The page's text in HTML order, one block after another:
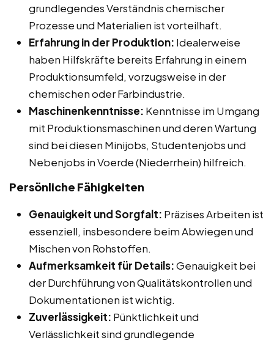
grundlegendes Verständnis chemischer
Prozesse und Materialien ist vorteilhaft.
Erfahrung in der Produktion: Idealerweise
haben Hilfskräfte bereits Erfahrung in einem
Produktionsumfeld, vorzugsweise in der
chemischen oder Farbindustrie.
Maschinenkenntnisse: Kenntnisse im Umgang
mit Produktionsmaschinen und deren Wartung
sind bei diesen Minijobs, Studentenjobs und
Nebenjobs in Voerde (Niederrhein) hilfreich.
Persönliche Fähigkeiten
Genauigkeit und Sorgfalt: Präzises Arbeiten ist
essenziell, insbesondere beim Abwiegen und
Mischen von Rohstoffen.
Aufmerksamkeit für Details:Genauigkeit bei
der Durchführung von Qualitätskontrollen und
Dokumentationen ist wichtig.
Zuverlässigkeit: Pünktlichkeit und
Verlässlichkeit sind grundlegende